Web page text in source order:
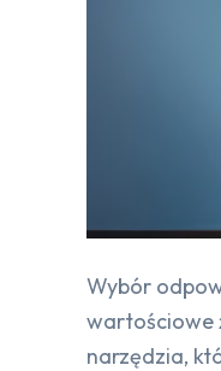
Wybór
wartościowe
narzędzia,